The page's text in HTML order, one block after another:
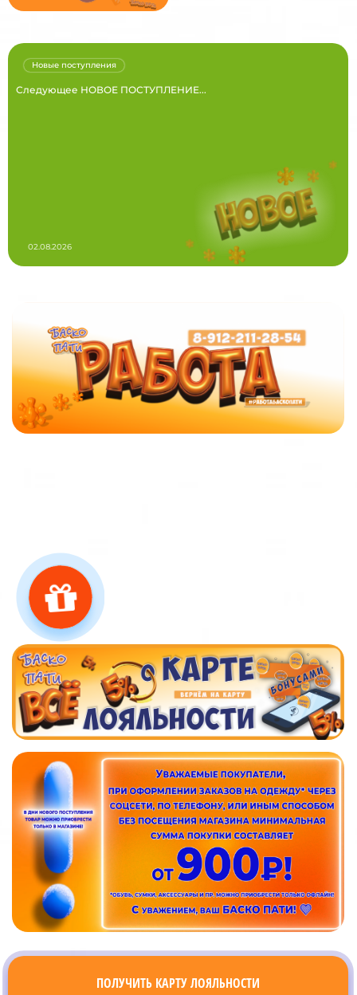
Следующее НОВОЕ ПОСТУПЛЕНИЕ...
Новые поступления
02.08.2026
ПОЛУЧИТЬ КАРТУ ЛОЯЛЬНОСТИ